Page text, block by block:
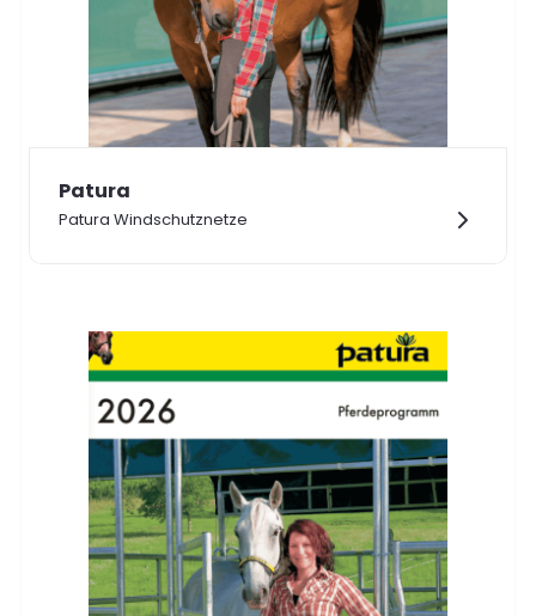
Patura
Patura Windschutznetze